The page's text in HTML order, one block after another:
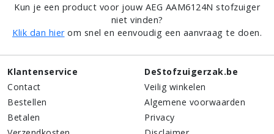
Kun je een product voor jouw AEG AAM6124N stofzuiger
niet vinden?
Klik dan hierom snel en eenvoudig een aanvraag te doen.
Klantenservice
Contact
Bestellen
Betalen
DeStofzuigerzak.be
Veilig winkelen
Algemene voorwaarden
Privacy